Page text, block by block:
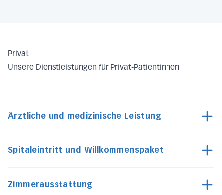
Privat
Unsere Dienstleistungen für Privat-Patientinnen
Ärztliche und medizinische Leistung
Spitaleintritt und Willkommenspaket
Zimmerausstattung